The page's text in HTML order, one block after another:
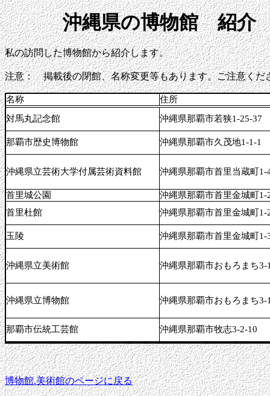
沖縄県の博物館 紹介
私の訪問した博物館から紹介します。
注意： 掲載後の閉館、名称変更等もあります。ご注意くだ
名称
住所
対馬丸記念館
沖縄県那覇市若狭1-25-37
那覇市歴史博物館 沖縄県那覇市久茂地1-1-1
沖縄県立芸術大学付属芸術資料館 沖縄県那覇市首里当蔵町1-
首里城公園
沖縄県那覇市首里金城町1-
首里杜館
沖縄県那覇市首里金城町1-
玉陵 沖縄県那覇市首里金城町1-
沖縄県立美術館 沖縄県那覇市おもろまち3-
沖縄県立博物館 沖縄県那覇市おもろまち3-
那覇市伝統工芸館 沖縄県那覇市牧志3-2-10
博物館.美術館のページに戻る